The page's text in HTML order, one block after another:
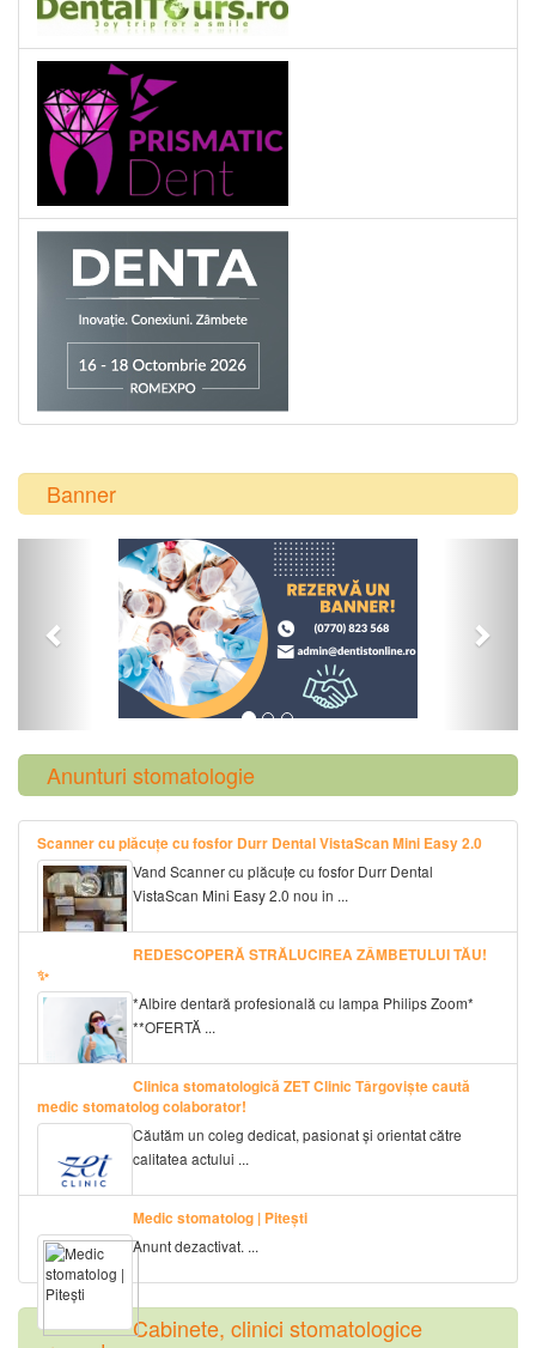
Banner
Previous
Anunturi stomatologie
Scanner cu plăcuțe cu fosfor Durr Dental VistaScan Mini Easy 2.0
Vand Scanner cu plăcuțe cu fosfor Durr Dental
VistaScan Mini Easy 2.0 nou in ...
REDESCOPERĂ STRĂLUCIREA ZÂMBETULUI TĂU!
✨
*Albire dentară profesională cu lampa Philips Zoom*
**OFERTĂ ...
Clinica stomatologică ZET Clinic Târgoviște caută
medic stomatolog colaborator!
Căutăm un coleg dedicat, pasionat și orientat către
calitatea actului ...
Medic stomatolog | Pitești
Anunt dezactivat. ...
Cabinete, clinici stomatologice